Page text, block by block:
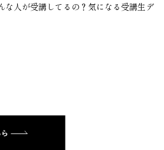
人が受講してるの？気になる受講生デ